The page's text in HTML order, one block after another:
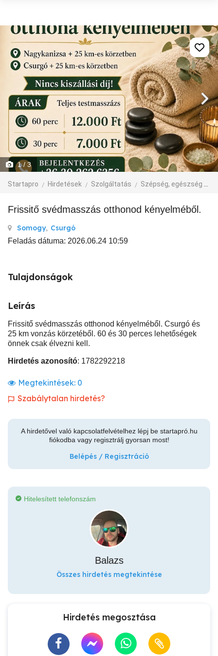
1/ 3
Startapro Hirdetések Szolgáltatás Szépség, egészség
Frissitő svédmasszás otthonod kényelméből.
Somogy, Csurgó
Feladás dátuma: 2026.06.24 10:59
Tulajdonságok
Leírás
Frissitő svédmasszás otthonod kényelméből. Csurgó és
25 km vonzás körzetéből. 60 és 30 perces lehetőségek
önnek csak élvezni kell.
Hirdetés azonosító: 1782292218
Megtekintések: 0
Szabálytalan hirdetés?
A hirdetővel való kapcsolatfelvételhez lépj be startapró.hu
fiókodba vagy regisztrálj gyorsan most!
Belépés / Regisztráció
Hitelesített telefonszám
Balazs
Összes hirdetés megtekintése
Hirdetés megosztása